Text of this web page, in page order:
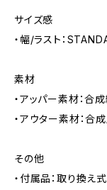
サイズ感
・幅/ラスト：
素材
・アッパー素材：合
・アウター素材：合成
その他
・付属品：取り換え